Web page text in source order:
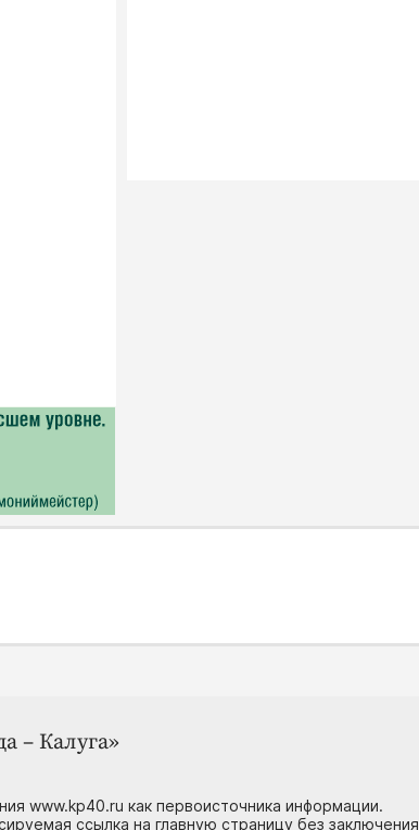
– Калуга»
www.kp40.ru как первоисточника информации.
ссылка на главную страницу без заключения